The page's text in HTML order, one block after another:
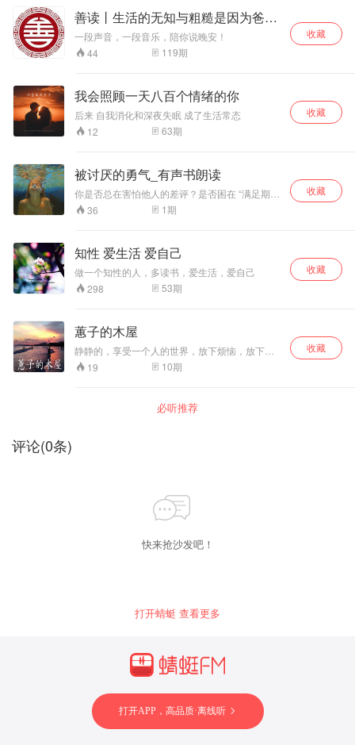
踏上一段觉醒之旅，进入更平静、更有同情心和
智慧的状态。你可以： ***结束教养子女中的所有
纠结； ***学会为人父母却不用恐惧或焦虑； ***
结束和孩子的冲突； ***在家庭里创造亲密关系；
结合家校协同共育的实践经验，小叶子为父母解
善读丨生活的无知与粗糙是因为爸妈
没钱？
一段声音，一段音乐，陪你说晚安！
44
119期
收藏
我会照顾一天八百个情绪的你
后来 自我消化和深夜失眠 成了生活常态
12
63期
收藏
被讨厌的勇气_有声书朗读
你是否总在害怕他人的差评？是否困在 “满足期
待” 的牢笼里不敢前行？这本风靡全球的心理学佳
作，将为你揭开勇气的真相。我们以温柔朗读拆
离” 如何斩断人际羁绊的枷锁，明白 “自我接纳”
不是妥协而是觉醒，学会在他人的评价体系外，
建立属于自己的人生坐标。书中没有复杂的理论
堆砌，只有贴近生活的案例与指引：从摆脱过去
束缚到处理当下人际关系，从破解自卑情结到拥
怕拒绝而委屈自己时，让这些充满力量的声音陪
伴你 —— 原来真正的勇气，不是从不被讨厌，而
是纵然可能被讨厌，依然敢坚定地活出自己。愿
你在聆听中读懂：人生的答案，藏在 “不怕被讨
36 1期
收藏
知性 爱生活 爱自己
做一个知性的人，多读书，爱生活，爱自己
298
53期
收藏
蕙子的木屋
静静的，享受一个人的世界，放下烦恼，放下一
切想要忘记的事，放空自己，聆听属于自己的声
音，第一次，用于做自己不敢做的事，第一次，
19 10期
收藏
必听推荐
评论(0条)
快来抢沙发吧！
打开蜻蜓 查看更多
打开APP，高品质·离线听